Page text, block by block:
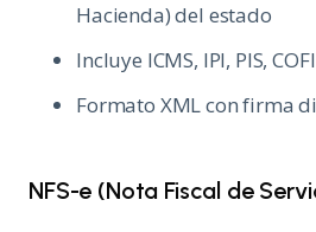
Hacienda) del estado
Incluye ICMS, IPI, PIS,
Formato XML con firma
NFS-e (Nota Fiscal de